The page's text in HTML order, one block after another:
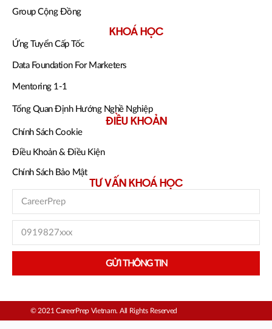
Group Cộng Đồng
KHOÁ HỌC
Ứng Tuyển Cấp Tốc
Data Foundation For Marketers
Mentoring 1-1
Tổng Quan Định Hướng Nghề Nghiệp
ĐIỀU KHOẢN
Chính Sách Cookie
Điều Khoản & Điều Kiện
Chính Sách Bảo Mật
TƯ VẤN KHOÁ HỌC
GỬI THÔNG TIN
© 2021 CareerPrep Vietnam. All Rights Reserved